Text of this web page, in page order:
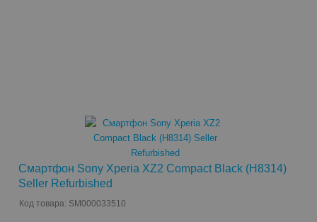
Смартфон Sony Xperia XZ2 Compact Black (H8314)
Seller Refurbished
Код товара: SM000033510